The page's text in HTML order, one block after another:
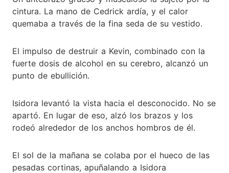
cintura. La mano de Cedrick ardía, y el calor
quemaba a través de la fina seda de su vestido.
El impulso de destruir a Kevin, combinado con la
fuerte dosis de alcohol en su cerebro, alcanzó un
punto de ebullición.
Isidora levantó la vista hacia el desconocido. No se
apartó. En lugar de eso, alzó los brazos y los
rodeó alrededor de los anchos hombros de él.
El sol de la mañana se colaba por el hueco de las
pesadas cortinas, apuñalando a Isidora